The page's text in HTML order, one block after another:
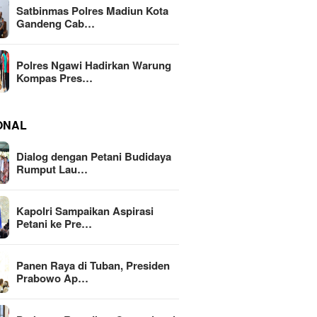
Satbinmas Polres Madiun Kota
Gandeng Cab…
Polres Ngawi Hadirkan Warung
Kompas Pres…
Dialog dengan Petani Budidaya
Rumput Lau…
Kapolri Sampaikan Aspirasi
Petani ke Pre…
Panen Raya di Tuban, Presiden
Prabowo Ap…